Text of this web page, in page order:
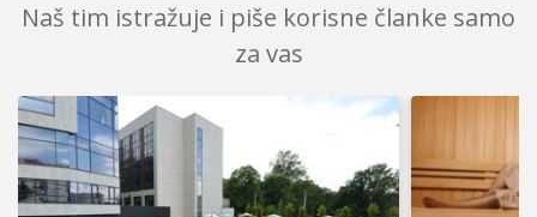
Naš tim istražuje i piše korisne članke samo
za vas